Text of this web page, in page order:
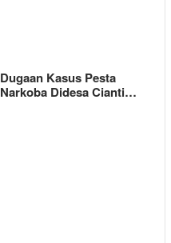
Dugaan Kasus Pesta
Narkoba Didesa Cianti…